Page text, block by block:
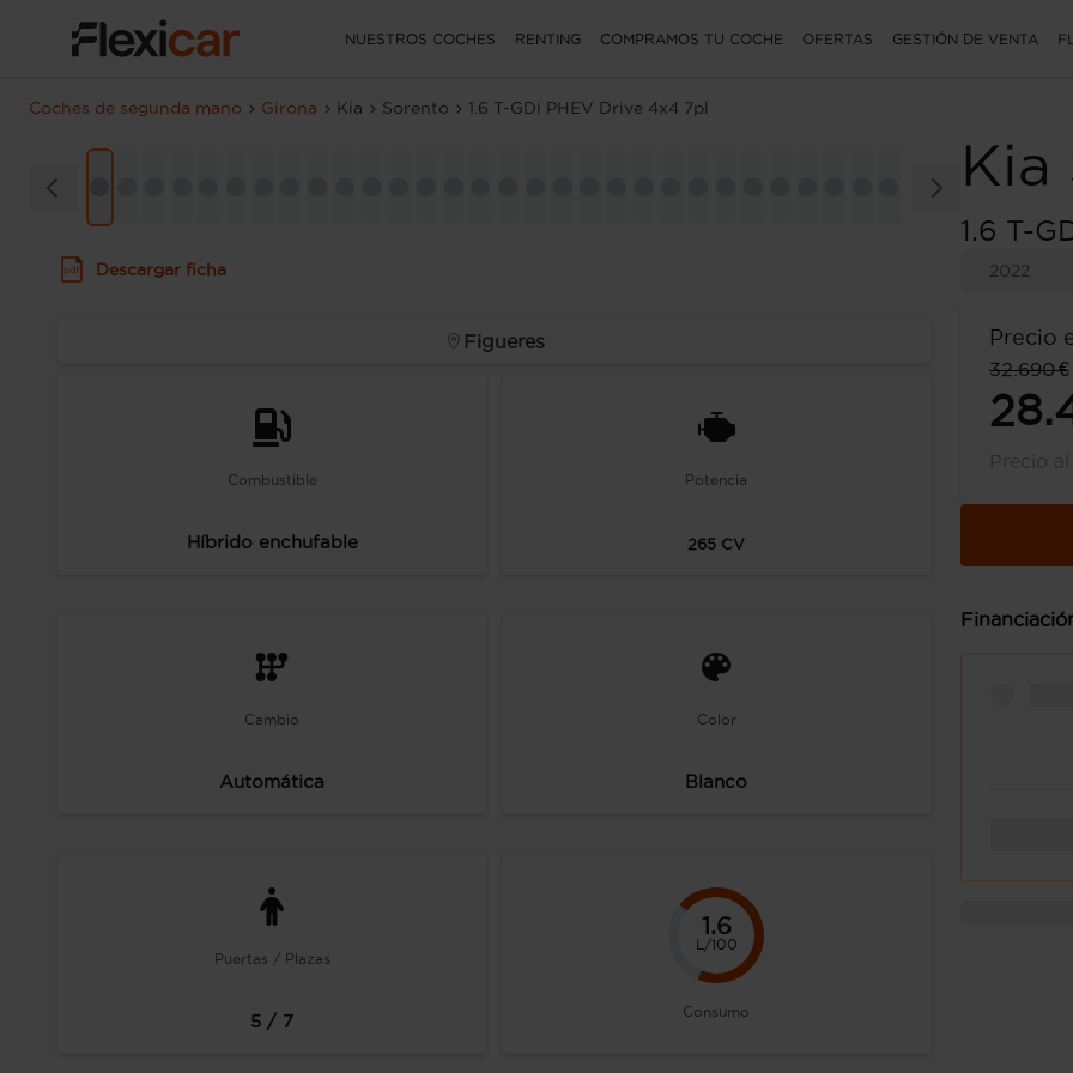
NUESTROS COCHES RENTING COMPRAMOS TU COCHE OFERTAS GESTIÓN DE VENTA
Coches de segunda mano Girona Kia Sorento 1.6 T-GDi PHEV Drive 4x4 7pl
Kia
1.6 T-
2022
Precio
32.690 €
Precio
Descargar ficha
Figueres
Combustible
Híbrido enchufable
Potencia
265 CV
Cambio
Automática
Color
Blanco
Puertas / Plazas
5 / 7
1.6
L/100
Consumo